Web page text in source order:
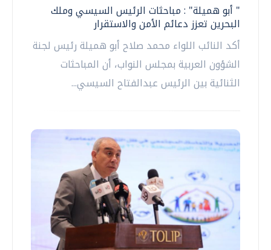
" أبو هميلة" : مباحثات الرئيس السيسي وملك
البحرين تعزز دعائم الأمن والاستقرار
أكد النائب اللواء محمد صلاح أبو هميلة رئيس لجنة
الشؤون العربية بمجلس النواب، أن المباحثات
الثنائية بين الرئيس عبدالفتاح السيسي...